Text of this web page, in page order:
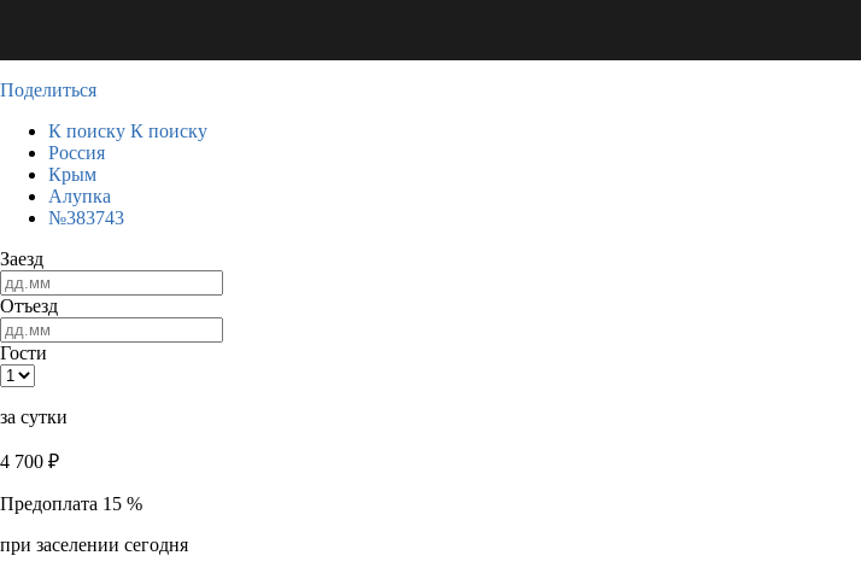
Поделиться
К поиску К поиску
Россия
Крым
Алупка
№383743
Заезд
Отъезд
Гости
за сутки
4 700 ₽
Предоплата 15 %
при заселении сегодня